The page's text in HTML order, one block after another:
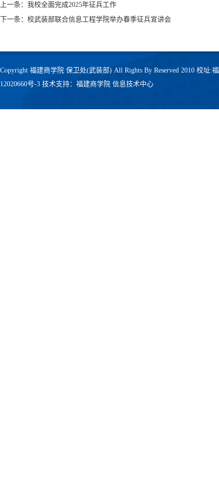
上一条：我校全面完成2025年征兵工作
下一条：校武装部联合信息工程学院举办春季征兵宣讲会
Copyright 福建商学院 保卫处(武装部) All Rights By Reserved 2010 校址:
12020660号-3 技术支持：福建商学院 信息技术中心